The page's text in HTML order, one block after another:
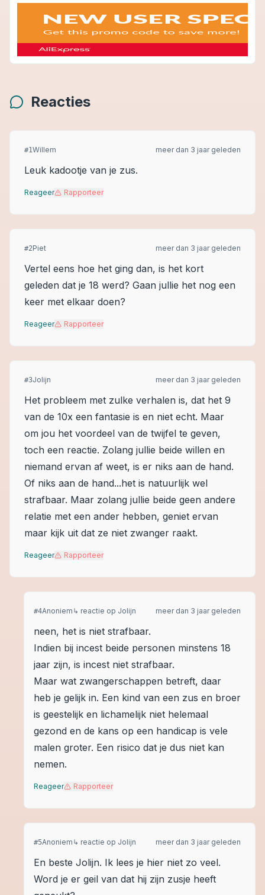
Reacties
#1Willem meer dan 3 jaar geleden
Leuk kadootje van je zus.
Reageer Rapporteer
#2Piet meer dan 3 jaar geleden
Vertel eens hoe het ging dan, is het kort
geleden dat je 18 werd? Gaan jullie het nog een
keer met elkaar doen?
Reageer Rapporteer
#3Jolijn meer dan 3 jaar geleden
Het probleem met zulke verhalen is, dat het 9
van de 10x een fantasie is en niet echt. Maar
om jou het voordeel van de twijfel te geven,
toch een reactie. Zolang jullie beide willen en
niemand ervan af weet, is er niks aan de hand.
Of niks aan de hand...het is natuurlijk wel
strafbaar. Maar zolang jullie beide geen andere
relatie met een ander hebben, geniet ervan
maar kijk uit dat ze niet zwanger raakt.
Reageer Rapporteer
#4Anoniem ↳ reactie op Jolijn meer dan 3 jaar geleden
neen, het is niet strafbaar.
Indien bij incest beide personen minstens 18
jaar zijn, is incest niet strafbaar.
Maar wat zwangerschappen betreft, daar
heb je gelijk in. Een kind van een zus en broer
is geestelijk en lichamelijk niet helemaal
gezond en de kans op een handicap is vele
malen groter. Een risico dat je dus niet kan
nemen.
Reageer Rapporteer
#5Anoniem ↳ reactie op Jolijn meer dan 3 jaar geleden
En beste Jolijn. Ik lees je hier niet zo veel.
Word je er geil van dat hij zijn zusje heeft